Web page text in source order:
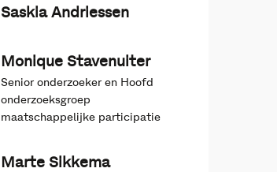
Saskia Andriessen
Monique Stavenuiter
Senior onderzoeker en Hoofd
onderzoeksgroep
maatschappelijke participatie
Marte Sikkema